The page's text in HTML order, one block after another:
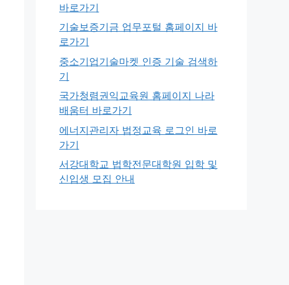
바로가기
기술보증기금 업무포털 홈페이지 바
로가기
중소기업기술마켓 인증 기술 검색하
기
국가청렴권익교육원 홈페이지 나라
배움터 바로가기
에너지관리자 법정교육 로그인 바로
가기
서강대학교 법학전문대학원 입학 및
신입생 모집 안내